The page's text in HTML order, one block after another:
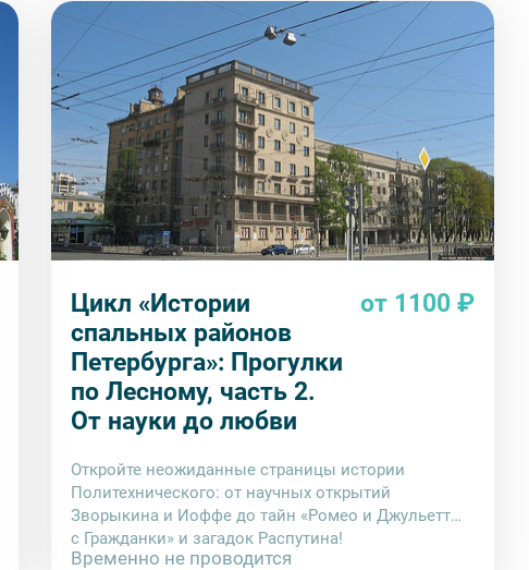
Цикл «Истории
спальных районов
Петербурга»: Прогулки
по Лесному, часть 2.
От науки до любви
от 1100 ₽
Откройте неожиданные страницы истории
Политехнического: от научных открытий
Зворыкина и Иоффе до тайн «Ромео и Джульетты
с Гражданки» и загадок Распутина!
Временно не проводится